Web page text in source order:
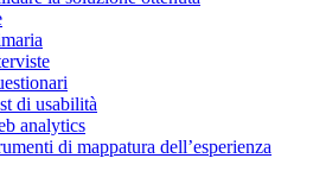
di usabilità
analytics
di mappatura dell’esperienza